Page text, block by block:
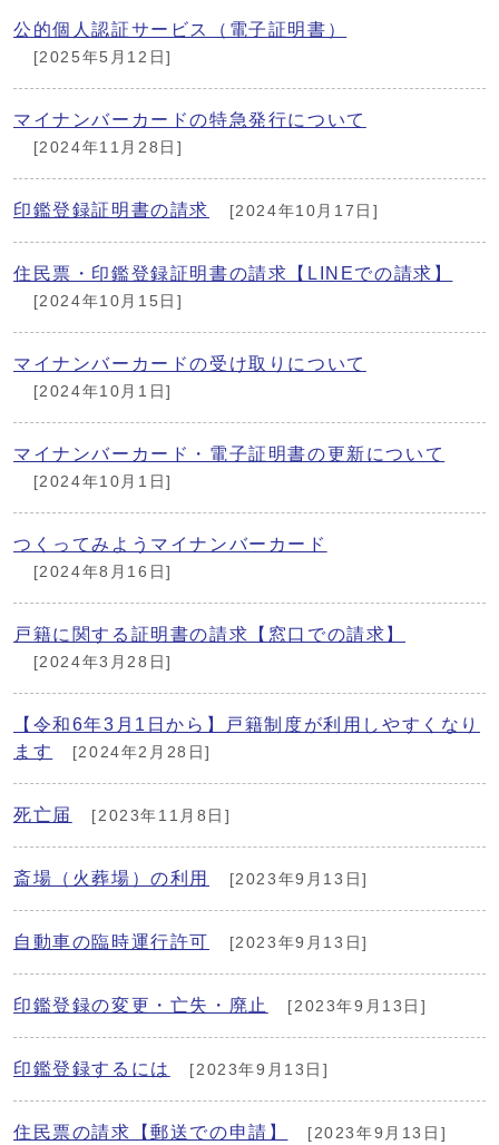
公的個人認証サービス（電子証明書）
[2025年5月12日]
マイナンバーカードの特急発行について
[2024年11月28日]
印鑑登録証明書の請求 [2024年10月17日]
住民票・印鑑登録証明書の請求【LINEでの請求】
[2024年10月15日]
マイナンバーカードの受け取りについて
[2024年10月1日]
マイナンバーカード・電子証明書の更新について
[2024年10月1日]
つくってみようマイナンバーカード
[2024年8月16日]
戸籍に関する証明書の請求【窓口での請求】
[2024年3月28日]
【令和6年3月1日から】戸籍制度が利用しやすくなり
ます
[2024年2月28日]
死亡届 [2023年11月8日]
斎場（火葬場）の利用 [2023年9月13日]
自動車の臨時運行許可 [2023年9月13日]
印鑑登録の変更・亡失・廃止 [2023年9月13日]
印鑑登録するには [2023年9月13日]
住民票の請求【郵送での申請】 [2023年9月13日]